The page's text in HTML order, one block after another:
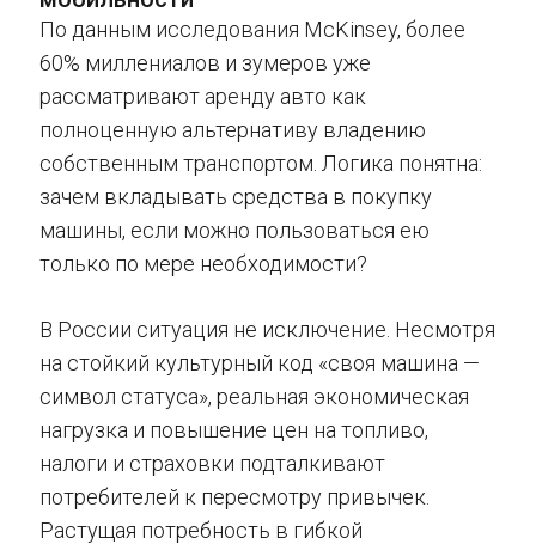
По данным исследования McKinsey, более
60% миллениалов и зумеров уже
рассматривают аренду авто как
полноценную альтернативу владению
собственным транспортом. Логика понятна:
зачем вкладывать средства в покупку
машины, если можно пользоваться ею
только по мере необходимости?
В России ситуация не исключение. Несмотря
на стойкий культурный код «своя машина —
символ статуса», реальная экономическая
нагрузка и повышение цен на топливо,
налоги и страховки подталкивают
потребителей к пересмотру привычек.
Растущая потребность в гибкой